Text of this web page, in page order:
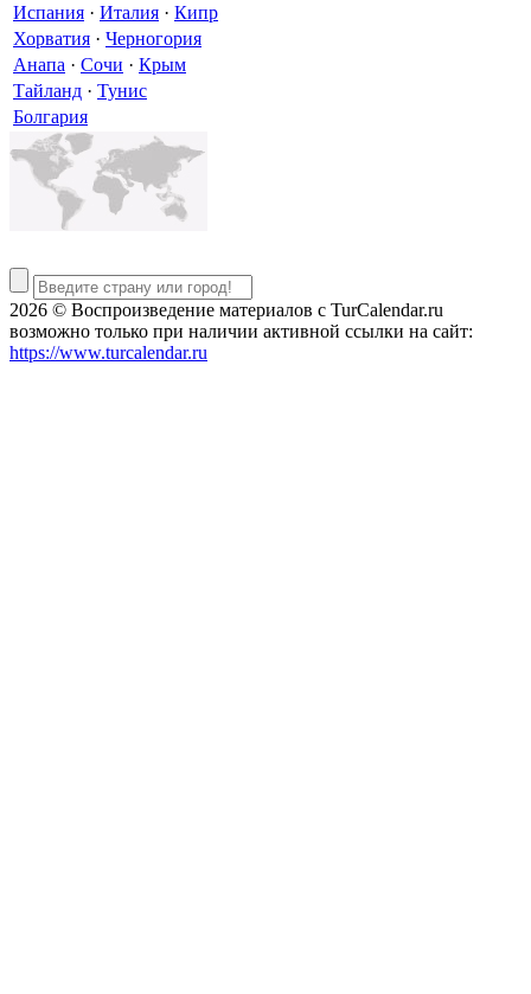
Испания · Италия · Кипр
Хорватия · Черногория
Анапа · Сочи · Крым
Тайланд · Тунис
Болгария
2026 © Воспроизведение материалов c TurCalendar.ru
возможно только при наличии активной ссылки на сайт:
https://www.turcalendar.ru